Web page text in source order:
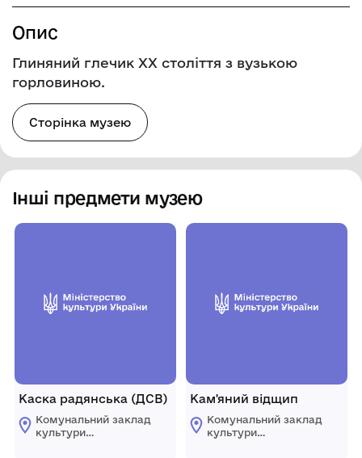
Опис
Глиняний глечик ХХ століття з вузькою
горловиною.
Сторінка музею
Інші предмети музею
Каска радянська (ДСВ)
Комунальний заклад
культури
Кам'яний відщип
Комунальний заклад
культури